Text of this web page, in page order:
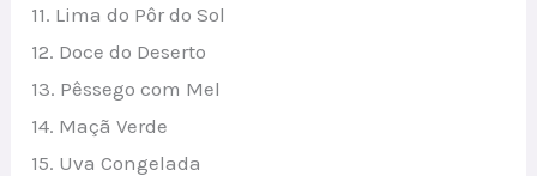
11. Lima do Pôr do Sol
12. Doce do Deserto
13. Pêssego com Mel
14. Maçã Verde
15. Uva Congelada